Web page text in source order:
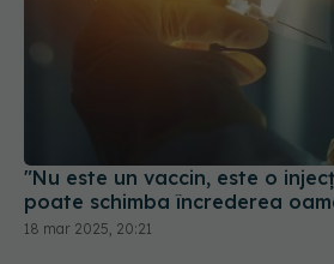
"Nu este un vaccin, este o
poate schimba încrederea